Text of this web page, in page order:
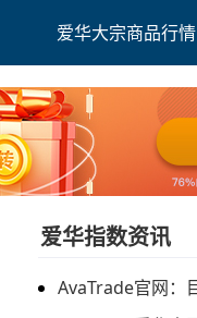
爱华大宗商品行情
爱华指数资讯